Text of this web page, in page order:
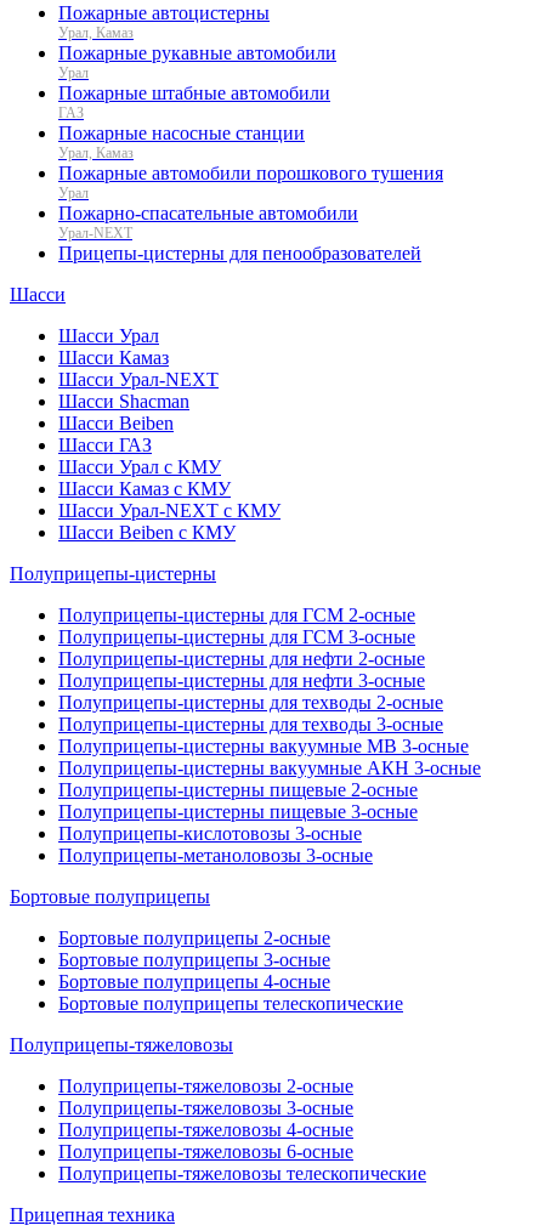
Пожарные автоцистерны
Урал, Камаз
Пожарные рукавные автомобили
Урал
Пожарные штабные автомобили
ГАЗ
Пожарные насосные станции
Урал, Камаз
Пожарные автомобили порошкового тушения
Урал
Пожарно-спасательные автомобили
Урал-NEXT
Прицепы-цистерны для пенообразователей
Шасси
Шасси Урал
Шасси Камаз
Шасси Урал-NEXT
Шасси Shacman
Шасси Beiben
Шасси ГАЗ
Шасси Урал с КМУ
Шасси Камаз с КМУ
Шасси Урал-NEXT с КМУ
Шасси Beiben с КМУ
Полуприцепы-цистерны
Полуприцепы-цистерны для ГСМ 2-осные
Полуприцепы-цистерны для ГСМ 3-осные
Полуприцепы-цистерны для нефти 2-осные
Полуприцепы-цистерны для нефти 3-осные
Полуприцепы-цистерны для техводы 2-осные
Полуприцепы-цистерны для техводы 3-осные
Полуприцепы-цистерны вакуумные МВ 3-осные
Полуприцепы-цистерны вакуумные АКН 3-осные
Полуприцепы-цистерны пищевые 2-осные
Полуприцепы-цистерны пищевые 3-осные
Полуприцепы-кислотовозы 3-осные
Полуприцепы-метаноловозы 3-осные
Бортовые полуприцепы
Бортовые полуприцепы 2-осные
Бортовые полуприцепы 3-осные
Бортовые полуприцепы 4-осные
Бортовые полуприцепы телескопические
Полуприцепы-тяжеловозы
Полуприцепы-тяжеловозы 2-осные
Полуприцепы-тяжеловозы 3-осные
Полуприцепы-тяжеловозы 4-осные
Полуприцепы-тяжеловозы 6-осные
Полуприцепы-тяжеловозы телескопические
Прицепная техника